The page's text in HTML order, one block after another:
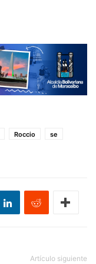
Roccio
se
Artículo siguiente